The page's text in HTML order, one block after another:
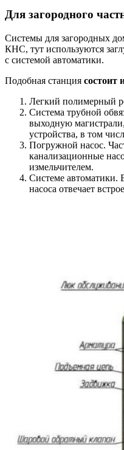
Для загородного
Системы для загородных
КНС, тут используются
с системой автоматики.
Подобная станция состоит
Легкий полимерный
Система трубной
выходную
устройства, в том
Погружной насос.
канализационные
измельчителем.
Системе автоматики.
насоса отвечает